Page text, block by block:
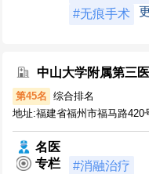
#无痕手术
中山大学附属第三
第45名 综合排名
地址:福建省福州市福马路420
名医
专栏
#消融治疗